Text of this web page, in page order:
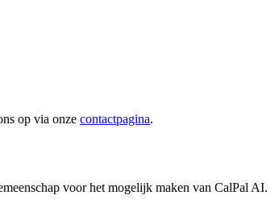
op via onze contactpagina.
voor het mogelijk maken van CalPal AI.